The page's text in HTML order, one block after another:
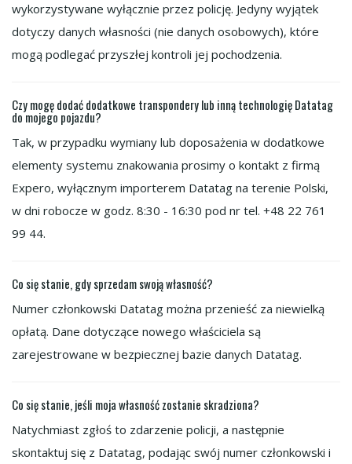
wykorzystywane wyłącznie przez policję. Jedyny wyjątek
dotyczy danych własności (nie danych osobowych), które
mogą podlegać przyszłej kontroli jej pochodzenia.
Czy mogę dodać dodatkowe transpondery lub inną technologię Datatag
do mojego pojazdu?
Tak, w przypadku wymiany lub doposażenia w dodatkowe
elementy systemu znakowania prosimy o kontakt z firmą
Expero, wyłącznym importerem Datatag na terenie Polski,
w dni robocze w godz. 8:30 - 16:30 pod nr tel. +48 22 761
99 44.
Co się stanie, gdy sprzedam swoją własność?
Numer członkowski Datatag można przenieść za niewielką
opłatą. Dane dotyczące nowego właściciela są
zarejestrowane w bezpiecznej bazie danych Datatag.
Co się stanie, jeśli moja własność zostanie skradziona?
Natychmiast zgłoś to zdarzenie policji, a następnie
skontaktuj się z Datatag, podając swój numer członkowski i